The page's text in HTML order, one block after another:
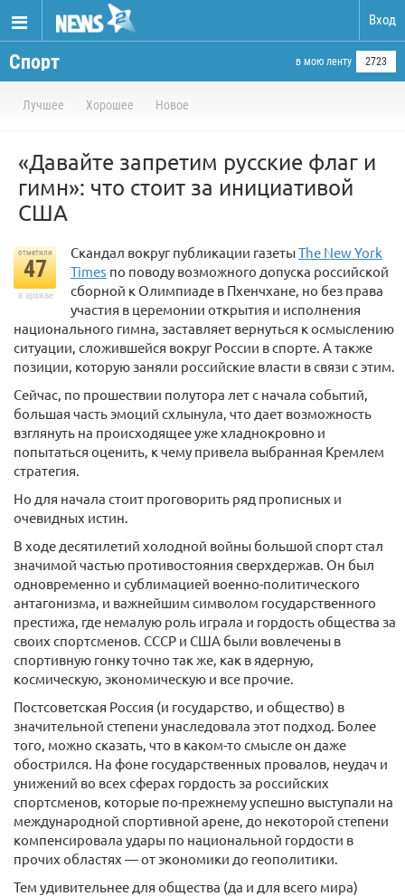
Вход
Спорт в мою ленту 2723
Лучшее Хорошее Новое
«Давайте запретим русские флаг и
гимн»: что стоит за инициативой
США
отметили
47
в архиве
Скандал вокруг публикации газетыThe New York
Times по поводу возможного допуска российской
сборной к Олимпиаде в Пхенчхане, но без права
участия в церемонии открытия и исполнения
национального гимна, заставляет вернуться к осмыслению
ситуации, сложившейся вокруг России в спорте. А также
позиции, которую заняли российские власти в связи с этим.
Сейчас, по прошествии полутора лет с начала событий,
большая часть эмоций схлынула, что дает возможность
взглянуть на происходящее уже хладнокровно и
попытаться оценить, к чему привела выбранная Кремлем
стратегия.
Но для начала стоит проговорить ряд прописных и
очевидных истин.
В ходе десятилетий холодной войны большой спорт стал
значимой частью противостояния сверхдержав. Он был
одновременно и сублимацией военно-политического
антагонизма, и важнейшим символом государственного
престижа, где немалую роль играла и гордость общества за
своих спортсменов. СССР и США были вовлечены в
спортивную гонку точно так же, как в ядерную,
космическую, экономическую и все прочие.
Постсоветская Россия (и государство, и общество) в
значительной степени унаследовала этот подход. Более
того, можно сказать, что в каком-то смысле он даже
обострился. На фоне государственных провалов, неудач и
унижений во всех сферах гордость за российских
спортсменов, которые по-прежнему успешно выступали на
международной спортивной арене, до некоторой степени
компенсировала удары по национальной гордости в
прочих областях — от экономики до геополитики.
Тем удивительнее для общества (да и для всего мира)